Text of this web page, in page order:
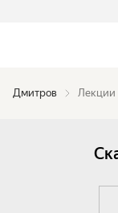
Дмитров Лекции